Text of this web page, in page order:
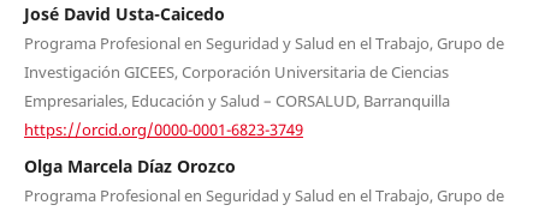
José David Usta-Caicedo
Programa Profesional en Seguridad y Salud en el Trabajo, Grupo de
Investigación GICEES, Corporación Universitaria de Ciencias
Empresariales, Educación y Salud – CORSALUD, Barranquilla
https://orcid.org/0000-0001-6823-3749
Olga Marcela Díaz Orozco
Programa Profesional en Seguridad y Salud en el Trabajo, Grupo de